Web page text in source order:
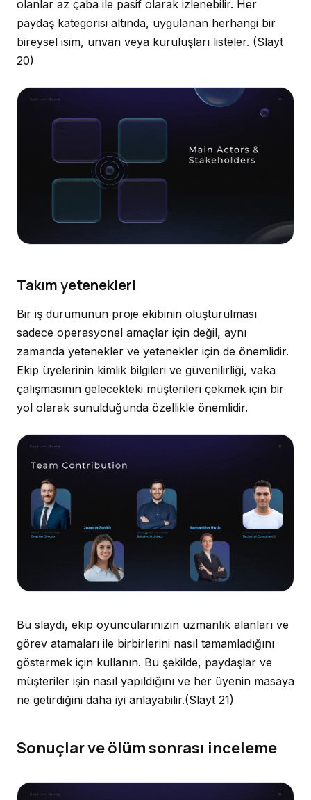
olanlar az çaba ile pasif olarak izlenebilir. Her
paydaş kategorisi altında, uygulanan herhangi bir
bireysel isim, unvan veya kuruluşları listeler. (Slayt
20)
Takım yetenekleri
Bir iş durumunun proje ekibinin oluşturulması
sadece operasyonel amaçlar için değil, aynı
zamanda yetenekler ve yetenekler için de önemlidir.
Ekip üyelerinin kimlik bilgileri ve güvenilirliği, vaka
çalışmasının gelecekteki müşterileri çekmek için bir
yol olarak sunulduğunda özellikle önemlidir.
Bu slaydı, ekip oyuncularınızın uzmanlık alanları ve
görev atamaları ile birbirlerini nasıl tamamladığını
göstermek için kullanın. Bu şekilde, paydaşlar ve
müşteriler işin nasıl yapıldığını ve her üyenin masaya
ne getirdiğini daha iyi anlayabilir.(Slayt 21)
Sonuçlar ve ölüm sonrası inceleme